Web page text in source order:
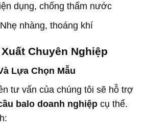
dụng, chống thấm nước
nhàng, thoáng khí
Chuyên Nghiệp
Lựa Chọn Mẫu
tư vấn của chúng tôi sẽ hỗ trợ
balo doanh nghiệp cụ thể.